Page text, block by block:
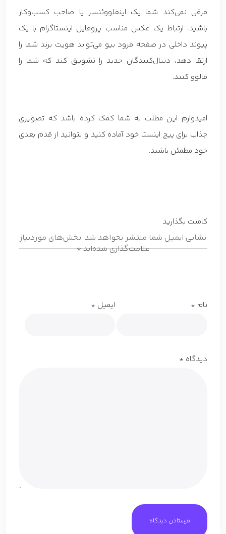
فرقی نمی‌کند شما یک اینفلووئنسر یا صاحب کسب‌وکار
باشید، ارتباط یک عکس مناسب پروفایل اینستاگرام با یک
پیوند داخلی در صفحه فرود بیو می‌تواند هویت برند شما را
ارتقا دهد، دنبال‌کنندگان جدید را تشویق کند که شما را
فالوو کنند.
امیدوارم این مطلب به شما کمک کرده باشد که تصویری
جذاب برای پیج اینستا خود آماده کنید و بتوانید از قدم بعدی
خود مطمئن باشید.
کامنت بگذارید
نشانی ایمیل شما منتشر نخواهد شد. بخش‌های موردنیاز
علامت‌گذاری شده‌اند*
نام * ایمیل *
دیدگاه *